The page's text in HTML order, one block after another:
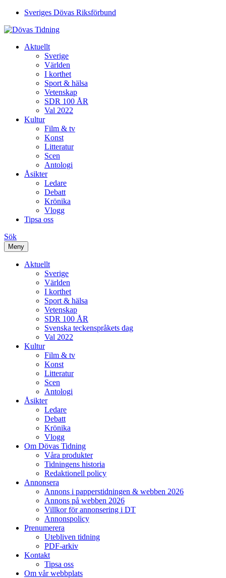
Sveriges Dövas Riksförbund
Aktuellt
Sverige
Världen
I korthet
Sport & hälsa
Vetenskap
SDR 100 ÅR
Val 2022
Kultur
Film & tv
Konst
Litteratur
Scen
Antologi
Åsikter
Ledare
Debatt
Krönika
Vlogg
Tipsa oss
Sök
Meny
Aktuellt
Sverige
Världen
I korthet
Sport & hälsa
Vetenskap
SDR 100 ÅR
Svenska teckenspråkets dag
Val 2022
Kultur
Film & tv
Konst
Litteratur
Scen
Antologi
Åsikter
Ledare
Debatt
Krönika
Vlogg
Om Dövas Tidning
Våra produkter
Tidningens historia
Redaktionell policy
Annonsera
Annons i papperstidningen & webben 2026
Annons på webben 2026
Villkor för annonsering i DT
Annonspolicy
Prenumerera
Utebliven tidning
PDF-arkiv
Kontakt
Tipsa oss
Om vår webbplats